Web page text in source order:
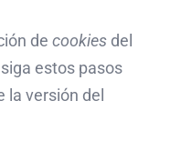
de cookies del
siga estos pasos
la versión del